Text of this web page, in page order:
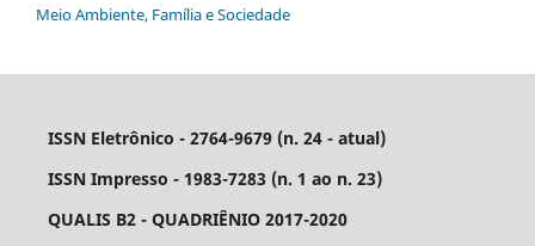
Meio Ambiente, Família e Sociedade
ISSN Eletrônico - 2764-9679 (n. 24 - atual)
ISSN Impresso - 1983-7283 (n. 1 ao n. 23)
QUALIS B2 - QUADRIÊNIO 2017-2020